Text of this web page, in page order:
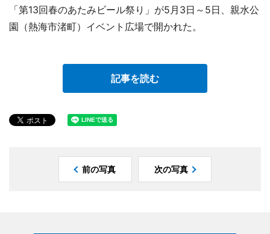
「第13回春のあたみビール祭り」が5月3日～5日、親水公
園（熱海市渚町）イベント広場で開かれた。
記事を読む
前の写真 次の写真